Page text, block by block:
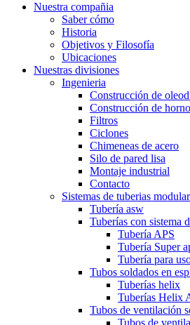
Nuestra compañia
Saber cómo
Historia
Objetivos y Filosofía
Ubicaciones
Nuestras divisiones
Ingenieria
Construcción de
Construcción de
Filtros
Ciclones
Chimeneas de acero
Silo de pared lisa
Montaje industrial
Contacto
Sistemas de tuberias
Tubería asw
Tuberías con sistema
Tubería APS
Tubería Super
Tubería para
Tubos soldados en
Tuberías helix
Tuberías Helix
Tubos de ventilación
Tubos de